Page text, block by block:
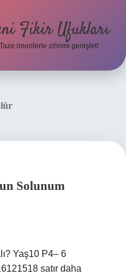
Fikir Ufukları
Taze önerilerle zihnini genişlet!
Solunum
Yaş10 P4– 6
satır daha